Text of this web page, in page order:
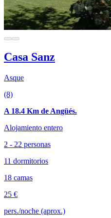
Casa Sanz
Asque
(8)
A 18.4 Km de Angüés.
Alojamiento entero
2 - 22 personas
11 dormitorios
18 camas
25 €
pers./noche (aprox.)